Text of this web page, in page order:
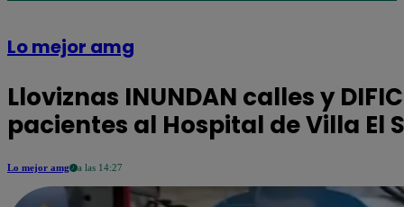
Lo mejor amg
Lloviznas INUNDAN calles y
pacientes al Hospital de Villa El
Lo mejor amg a las 14:27